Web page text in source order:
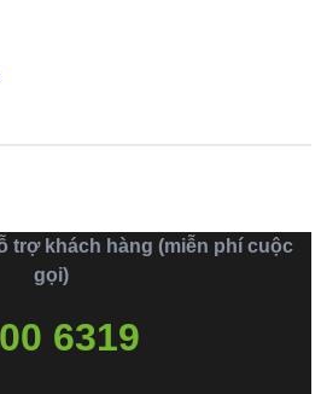
trợ khách hàng (miễn phí cuộc
gọi)
6319